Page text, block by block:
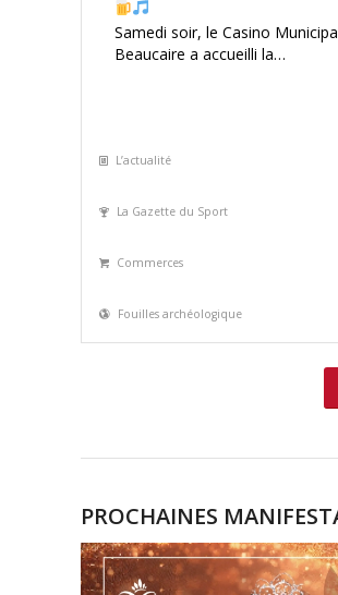
Samedi soir, le Casino
Beaucaire a accueilli la…
L’actualité
La Gazette du Sport
Commerces
Fouilles archéologique
PROCHAINES